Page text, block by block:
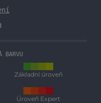
BARVU
Základní úroveň
Úroveň Expert